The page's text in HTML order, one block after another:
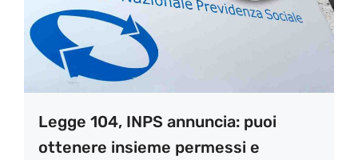
Legge 104, INPS annuncia: puoi
ottenere insieme permessi e